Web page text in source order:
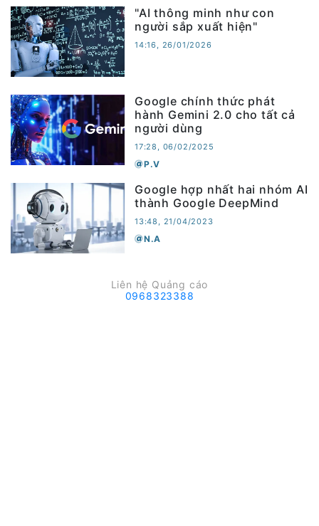
"AI thông minh như con
người sắp xuất hiện"
14:16, 26/01/2026
Google chính thức phát
hành Gemini 2.0 cho tất cả
người dùng
17:28, 06/02/2025
P.V
Google hợp nhất hai nhóm AI
thành Google DeepMind
13:48, 21/04/2023
N.A
Liên hệ Quảng cáo
0968323388